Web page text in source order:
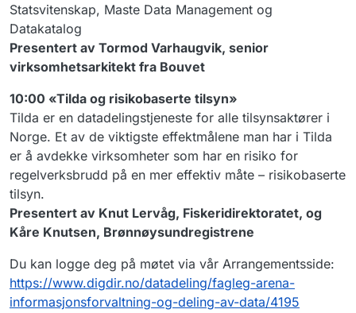
Statsvitenskap, Maste Data Management og
Datakatalog
Presentert av Tormod Varhaugvik, senior
virksomhetsarkitekt fra Bouvet
10:00 «Tilda og risikobaserte tilsyn»
Tilda er en datadelingstjeneste for alle tilsynsaktører i
Norge. Et av de viktigste effektmålene man har i Tilda
er å avdekke virksomheter som har en risiko for
regelverksbrudd på en mer effektiv måte – risikobaserte
tilsyn.
Presentert av Knut Lervåg, Fiskeridirektoratet, og
Kåre Knutsen, Brønnøysundregistrene
Du kan logge deg på møtet via vår Arrangementsside:
https://www.digdir.no/datadeling/fagleg-arena-
informasjonsforvaltning-og-deling-av-data/4195